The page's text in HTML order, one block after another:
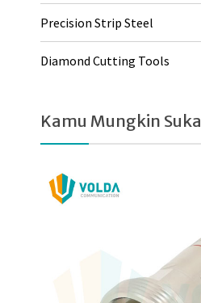
Precision Strip Steel
Diamond Cutting Tools
Kamu Mungkin Suka